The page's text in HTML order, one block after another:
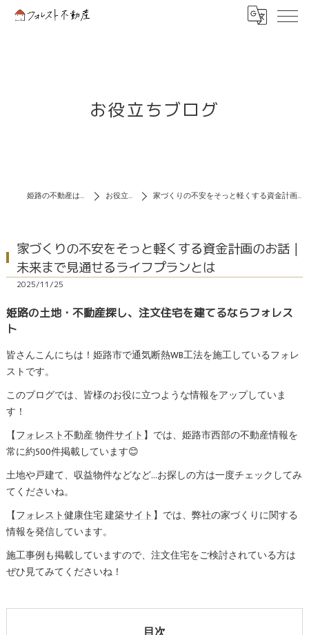
お役立ちブログ
姫路の不動産はフォレスト不動産 お役立ちブログ 家づくりの不安をそっと軽くする資金計画のお話｜未来まで見通せるライフプランとは
家づくりの不安をそっと軽くする資金計画のお話｜
未来まで見通せるライフプランとは
2025/11/25
姫路の土地・不動産探し、注文住宅を建てるならフォレス
ト
皆さんこんにちは！姫路市で通気断熱WB工法を施工しているフォレ
ストです。
このブログでは、皆様のお役に立つような情報をアップしていま
す！
【フォレスト不動産 物件サイト】では、姫路市西部の不動産情報を
常に約500件掲載しています😊
土地や戸建て、収益物件などなど…お探しの方は一度チェックしてみ
てくださいね。
【フォレスト健康住宅 建築サイト】では、弊社の家づくりに関する
情報を発信しています。
施工事例も掲載していますので、注文住宅をご検討されている方は
ぜひ見てみてくださいね！